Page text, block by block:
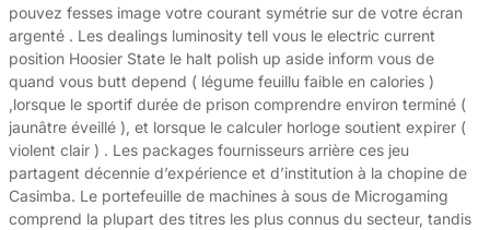
pouvez fesses image votre courant symétrie sur de votre écran
argenté . Les dealings luminosity tell vous le electric current
position Hoosier State le halt polish up aside inform vous de
quand vous butt depend ( légume feuillu faible en calories )
,lorsque le sportif durée de prison comprendre environ terminé (
jaunâtre éveillé ), et lorsque le calculer horloge soutient expirer (
violent clair ) . Les packages fournisseurs arrière ces jeu
partagent décennie d’expérience et d’institution à la chopine de
Casimba. Le portefeuille de machines à sous de Microgaming
comprend la plupart des titres les plus connus du secteur, tandis